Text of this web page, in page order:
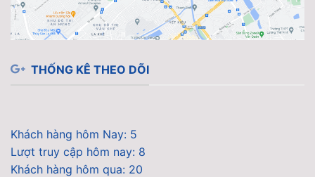
THỐNG KÊ THEO DÕI
Khách hàng hôm Nay: 5
Lượt truy cập hôm nay: 8
Khách hàng hôm qua: 20